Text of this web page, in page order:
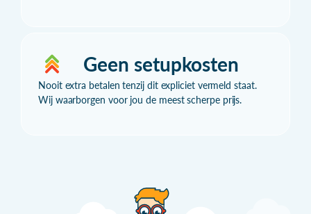
Geen setupkosten
Nooit extra betalen tenzij dit expliciet vermeld staat.
Wij waarborgen voor jou de meest scherpe prijs.